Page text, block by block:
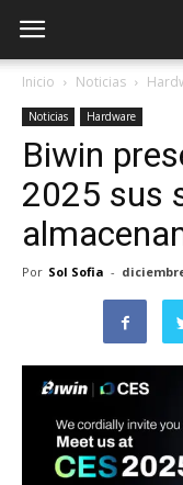
Inicio Noticias
Noticias Hardware
Biwin
2025 sus
Por Sol Sofia -